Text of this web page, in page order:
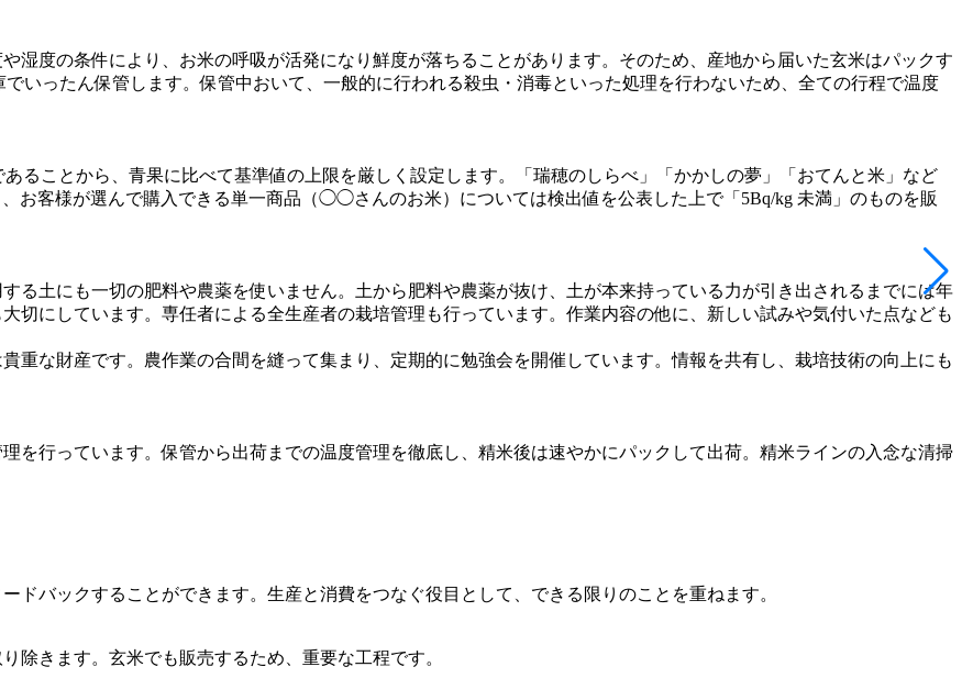
湿度の条件により、お米の呼吸が活発になり鮮度が落ちることがあります。そのため、産地から届いた玄米はパックす
いったん保管します。保管中おいて、一般的に行われる殺虫・消毒といった処理を行わないため、全ての行程で温度
ることから、青果に比べて基準値の上限を厳しく設定します。「瑞穂のしらべ」「かかしの夢」「おてんと米」など
お客様が選んで購入できる単一商品（◯◯さんのお米）については検出値を公表した上で「5Bq/kg 未満」のものを販
る土にも一切の肥料や農薬を使いません。土から肥料や農薬が抜け、土が本来持っている力が引き出されるまでには年
切にしています。専任者による全生産者の栽培管理も行っています。作業内容の他に、新しい試みや気付いた点なども
重な財産です。農作業の合間を縫って集まり、定期的に勉強会を開催しています。情報を共有し、栽培技術の向上にも
を行っています。保管から出荷までの温度管理を徹底し、精米後は速やかにパックして出荷。精米ラインの入念な清掃
ドバックすることができます。生産と消費をつなぐ役目として、できる限りのことを重ねます。
除きます。玄米でも販売するため、重要な工程です。